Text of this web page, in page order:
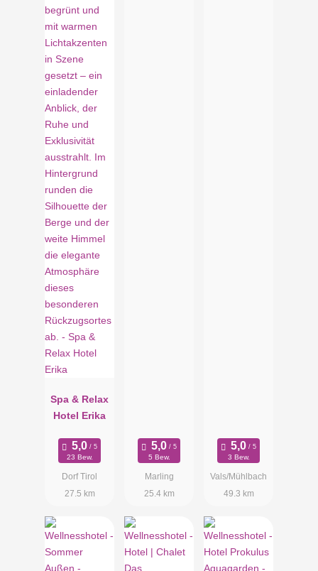
Spa & Relax
Hotel Erika
23 Bew.
Dorf Tirol
27.5 km
5 Bew.
Marling
25.4 km
3 Bew.
Vals/Mühlbach
49.3 km